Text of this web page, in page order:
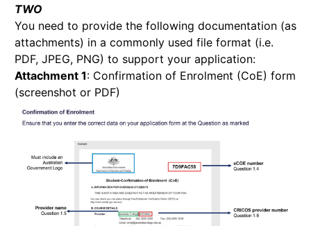
TWO
You need to provide the following documentation (as
attachments) in a commonly used file format (i.e.
PDF, JPEG, PNG) to support your application:
Attachment 1: Confirmation of Enrolment (CoE) form
(screenshot or PDF)